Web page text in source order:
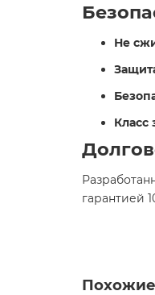
Не
Класс
гарантией